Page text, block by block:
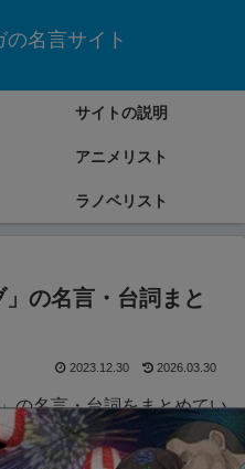
名言サイト
サイトの説明
アニメリスト
ラノベリスト
」の名言・台詞まと
2023.12.30 2026.03.30
の名言・台詞をまとめてい